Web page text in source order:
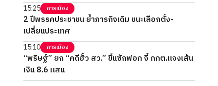
15:25 การเมือง
2 ปีพรรคประชาชน ย้ำภารกิจเดิม ชนะเลือกตั้ง-
เปลี่ยนประเทศ
15:10 การเมือง
“พริษฐ์” ยก “คดีฮั้ว สว.” ขึ้นซักฟอก จี้ กกต.แจงเส้น
เงิน 8.6 แสน